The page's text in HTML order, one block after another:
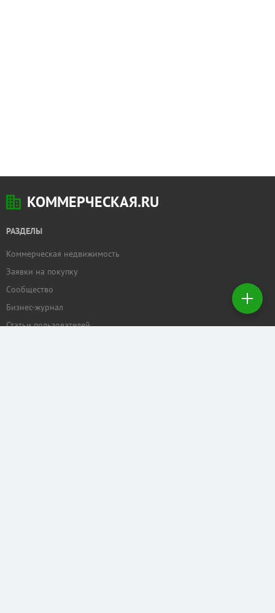
КОММЕРЧЕСКАЯ.RU
РАЗДЕЛЫ
Коммерческая недвижимость
Заявки на покупку
Сообщество
Бизнес-журнал
Статьи пользователей